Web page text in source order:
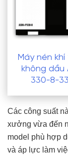
Máy nén
không dầu
330-8-
Các công suất
xưởng vừa đến
model phù hợp
và áp lực làm